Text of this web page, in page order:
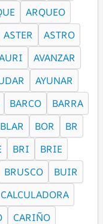
ARQUEO
ASTER
ASTRO
AVANZAR
AYUNAR
BARCO
BARRA
BLAR BOR
BR
BRI
BRIE
BRUSCO
BUIR
CALCULADORA
CARIÑO